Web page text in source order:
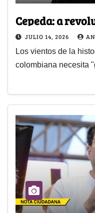
Cepeda: a
JULIO 14, 2026
Los vientos de la
colombiana necesita